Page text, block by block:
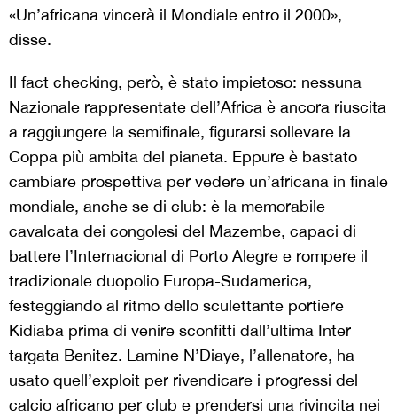
«Un’africana vincerà il Mondiale entro il 2000»,
disse.
Il fact checking, però, è stato impietoso: nessuna
Nazionale rappresentate dell’Africa è ancora riuscita
a raggiungere la semifinale, figurarsi sollevare la
Coppa più ambita del pianeta. Eppure è bastato
cambiare prospettiva per vedere un’africana in finale
mondiale, anche se di club: è la memorabile
cavalcata dei congolesi del Mazembe, capaci di
battere l’Internacional di Porto Alegre e rompere il
tradizionale duopolio Europa-Sudamerica,
festeggiando al ritmo dello sculettante portiere
Kidiaba prima di venire sconfitti dall’ultima Inter
targata Benitez. Lamine N’Diaye, l’allenatore, ha
usato quell’exploit per rivendicare i progressi del
calcio africano per club e prendersi una rivincita nei